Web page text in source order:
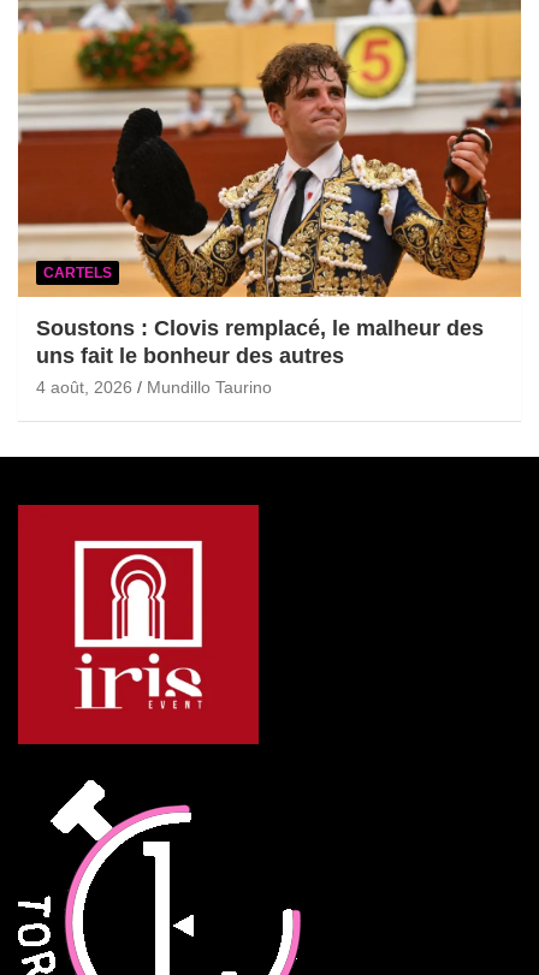
CARTELS
Soustons : Clovis remplacé, le malheur des
uns fait le bonheur des autres
4 août, 2026 Mundillo Taurino